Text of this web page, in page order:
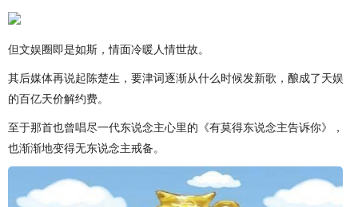
但文娱圈即是如斯，情面冷暖人情世故。
其后媒体再说起陈楚生，要津词逐渐从什么时候发新歌，酿成了天娱
的百亿天价解约费。
至于那首也曾唱尽一代东说念主心里的《有莫得东说念主告诉你》，
也渐渐地变得无东说念主戒备。